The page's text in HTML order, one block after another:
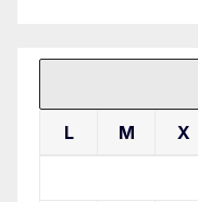
L M X